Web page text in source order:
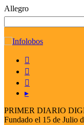
Allegro



▸
PRIMER DIARIO
Fundado el 15 de Julio